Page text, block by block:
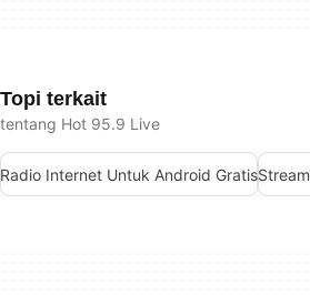
Topi terkait
tentang Hot 95.9 Live
Radio Internet Untuk Android Gratis